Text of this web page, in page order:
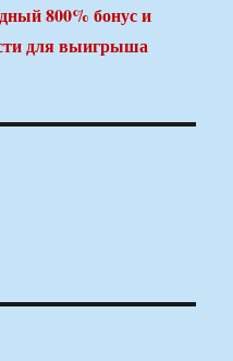
800% бонус и
для выигрыша